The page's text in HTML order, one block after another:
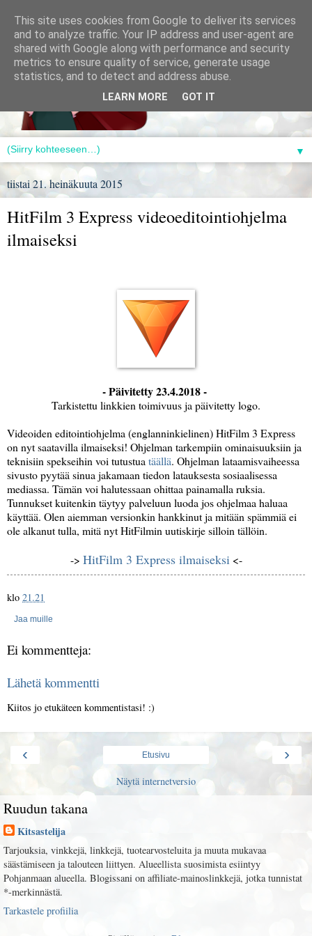
▼
tiistai 21. heinäkuuta 2015
HitFilm 3 Express videoeditointiohjelma
ilmaiseksi
- Päivitetty 23.4.2018 -
Tarkistettu linkkien toimivuus ja päivitetty logo.
Videoiden editointiohjelma (englanninkielinen) HitFilm 3 Express
on nyt saatavilla ilmaiseksi! Ohjelman tarkempiin ominaisuuksiin ja
teknisiin spekseihin voi tutustua täällä. Ohjelman lataamisvaiheessa
sivusto pyytää sinua jakamaan tiedon latauksesta sosiaalisessa
mediassa. Tämän voi halutessaan ohittaa painamalla ruksia.
Tunnukset kuitenkin täytyy palveluun luoda jos ohjelmaa haluaa
käyttää. Olen aiemman versionkin hankkinut ja mitään spämmiä ei
ole alkanut tulla, mitä nyt HitFilmin uutiskirje silloin tällöin.
-> HitFilm 3 Express ilmaiseksi <-
klo 21.21
Jaa muille
Ei kommentteja:
Lähetä kommentti
Kiitos jo etukäteen kommentistasi! :)
‹ ›
Etusivu
Näytä internetversio
Ruudun takana
Kitsastelija
Tarjouksia, vinkkejä, linkkejä, tuotearvosteluita ja muuta mukavaa
säästämiseen ja talouteen liittyen. Alueellista suosimista esiintyy
Pohjanmaan alueella. Blogissani on affiliate-mainoslinkkejä, jotka tunnistat
*-merkinnästä.
Tarkastele profiilia
This site uses cookies from Google to deliver its services
and to analyze traffic. Your IP address and user-agent are
shared with Google along with performance and security
metrics to ensure quality of service, generate usage
statistics, and to detect and address abuse.
LEARN MORE GOT IT